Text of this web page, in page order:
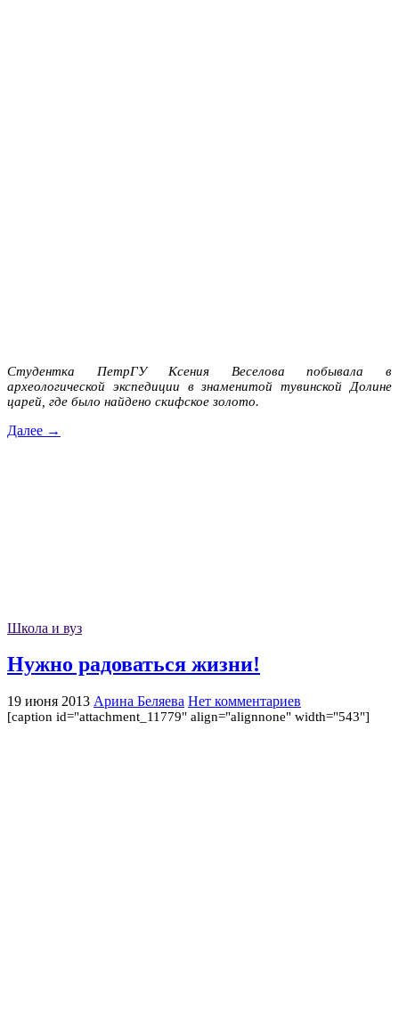
Студентка ПетрГУ Ксения Веселова побывала в
археологической экспедиции в знаменитой тувинской Долине
царей, где было найдено скифское золото.
Далее →
Школа и вуз
Нужно радоваться жизни!
19 июня 2013 Арина Беляева Нет комментариев
[caption id="attachment_11779" align="alignnone" width="543"]